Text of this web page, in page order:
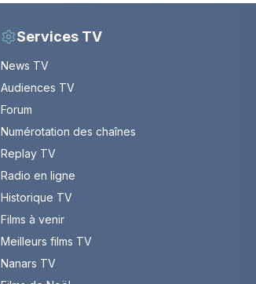
Services TV
News TV
Audiences TV
Forum
Numérotation des chaînes
Replay TV
Radio en ligne
Historique TV
Films à venir
Meilleurs films TV
Nanars TV